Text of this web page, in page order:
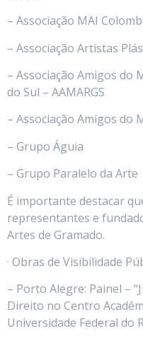
– Associação MAI
– Associação Artistas
– Associação Amigos do
do Sul – AAMARGS
– Associação Amigos do
– Grupo Águia
– Grupo Paralelo da Arte
É importante destacar
representantes e
Artes de Gramado.
· Obras de Visibilidade
– Porto Alegre: Painel –
Direito no Centro
Universidade Federal do